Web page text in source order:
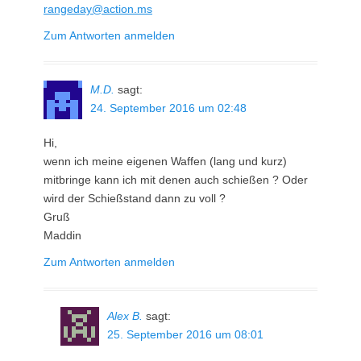
rangeday@action.ms
Zum Antworten anmelden
M.D. sagt:
24. September 2016 um 02:48
Hi,
wenn ich meine eigenen Waffen (lang und kurz)
mitbringe kann ich mit denen auch schießen ? Oder
wird der Schießstand dann zu voll ?
Gruß
Maddin
Zum Antworten anmelden
Alex B. sagt:
25. September 2016 um 08:01